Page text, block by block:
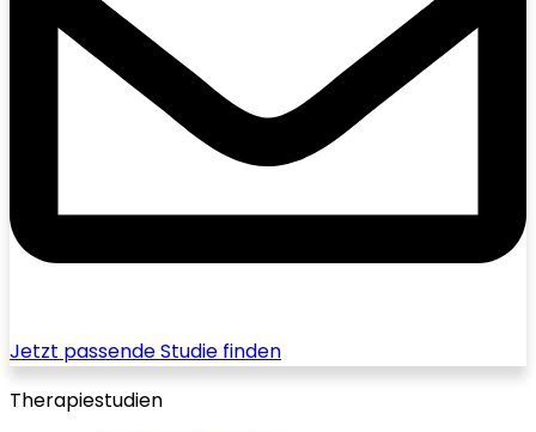
Jetzt passende Studie finden
Therapiestudien